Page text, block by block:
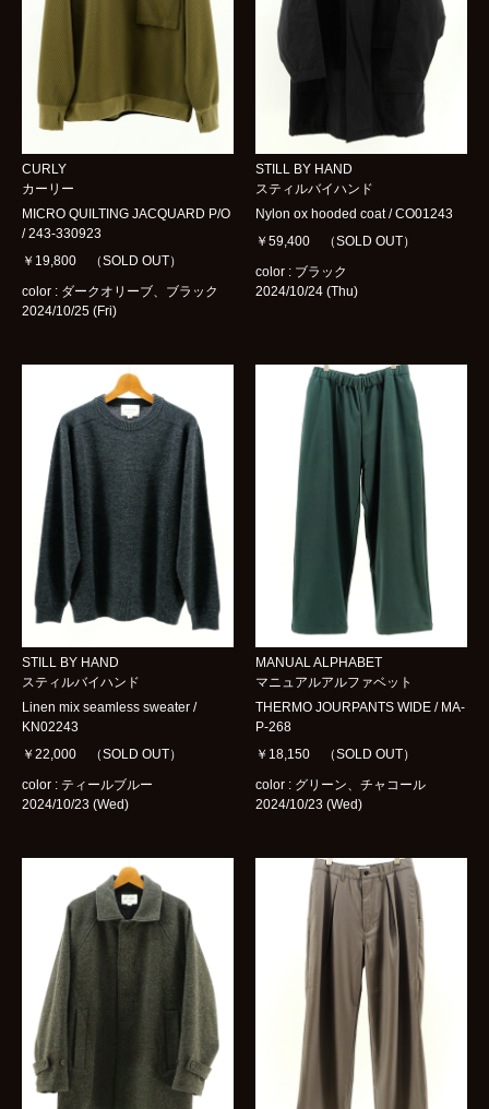
CURLY
カーリー
MICRO QUILTING JACQUARD P/O
/ 243-330923
￥19,800 （SOLD OUT）
color : ダークオリーブ、ブラック
2024/10/25 (Fri)
STILL BY HAND
スティルバイハンド
Nylon ox hooded coat / CO01243
￥59,400 （SOLD OUT）
color : ブラック
2024/10/24 (Thu)
STILL BY HAND
スティルバイハンド
Linen mix seamless sweater /
KN02243
￥22,000 （SOLD OUT）
color : ティールブルー
2024/10/23 (Wed)
MANUAL ALPHABET
マニュアルアルファベット
THERMO JOURPANTS WIDE / MA-
P-268
￥18,150 （SOLD OUT）
color : グリーン、チャコール
2024/10/23 (Wed)